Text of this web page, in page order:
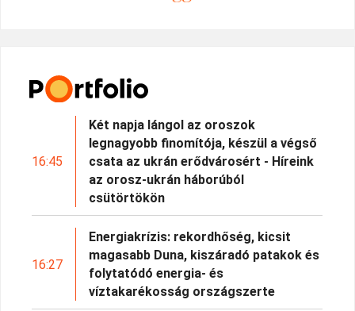
16:45
Két napja lángol az oroszok
legnagyobb finomítója, készül a végső
csata az ukrán erődvárosért - Híreink
az orosz-ukrán háborúból
csütörtökön
16:27
Energiakrízis: rekordhőség, kicsit
magasabb Duna, kiszáradó patakok és
folytatódó energia- és
víztakarékosság országszerte